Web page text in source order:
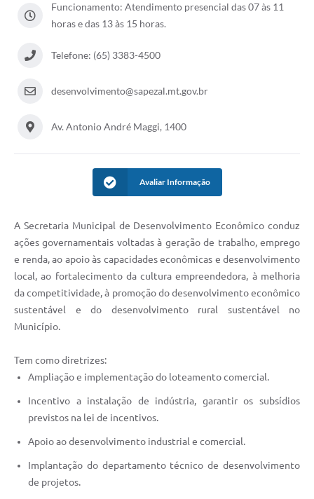
Funcionamento: Atendimento presencial das 07 às 11
horas e das 13 às 15 horas.
Telefone: (65) 3383-4500
desenvolvimento@sapezal.mt.gov.br
Av. Antonio André Maggi, 1400
Avaliar Informação
A Secretaria Municipal de Desenvolvimento Econômico conduz
ações governamentais voltadas à geração de trabalho, emprego
e renda, ao apoio às capacidades econômicas e desenvolvimento
local, ao fortalecimento da cultura empreendedora, à melhoria
da competitividade, à promoção do desenvolvimento econômico
sustentável e do desenvolvimento rural sustentável no
Município.
Tem como diretrizes:
Ampliação e implementação do loteamento comercial.
Incentivo a instalação de indústria, garantir os subsídios
previstos na lei de incentivos.
Apoio ao desenvolvimento industrial e comercial.
Implantação do departamento técnico de desenvolvimento
de projetos.